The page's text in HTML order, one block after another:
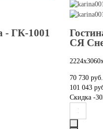
- ГК-1001
СЯ
70 730 руб.
101 043
Скидка -